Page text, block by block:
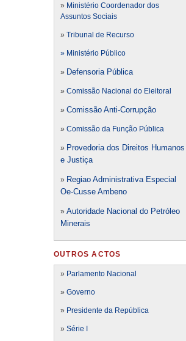
» Ministério Coordenador dos
Assuntos Sociais
» Tribunal de Recurso
» Ministério Público
» Defensoria Pública
» Comissão Nacional do Eleitoral
» Comissão Anti-Corrupção
» Comissão da Função Pública
» Provedoria dos Direitos Humanos
e Justiça
» Regiao Administrativa Especial
Oe-Cusse Ambeno
» Autoridade Nacional do Petróleo
Minerais
OUTROS ACTOS
» Parlamento Nacional
» Governo
» Presidente da República
» Série I